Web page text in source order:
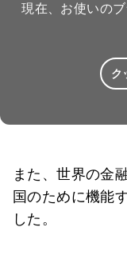
現在、お使いの
ク
また、世界の金
国のために機能
した。